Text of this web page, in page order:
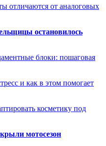
отличаются от аналоговых
остановилось
блоки: пошаговая
и как в этом помогает
косметику под
мотосезон